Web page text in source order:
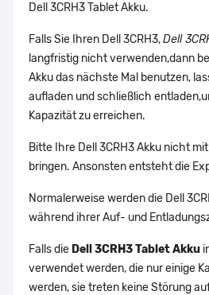
Dell 3CRH3 Tablet Akku.
Falls Sie Ihren Dell 3CRH3,Dell
langfristig nicht verwenden,dann
Akku das nächste Mal benutzen,
aufladen und schließlich
Kapazität zu erreichen.
Bitte Ihre Dell 3CRH3 Akku nicht
bringen. Ansonsten entsteht die
Normalerweise werden die Dell
während ihrer Auf- und
Falls die Dell 3CRH3 Tablet Akku
verwendet werden, die nur einige
werden, sie treten keine Störung